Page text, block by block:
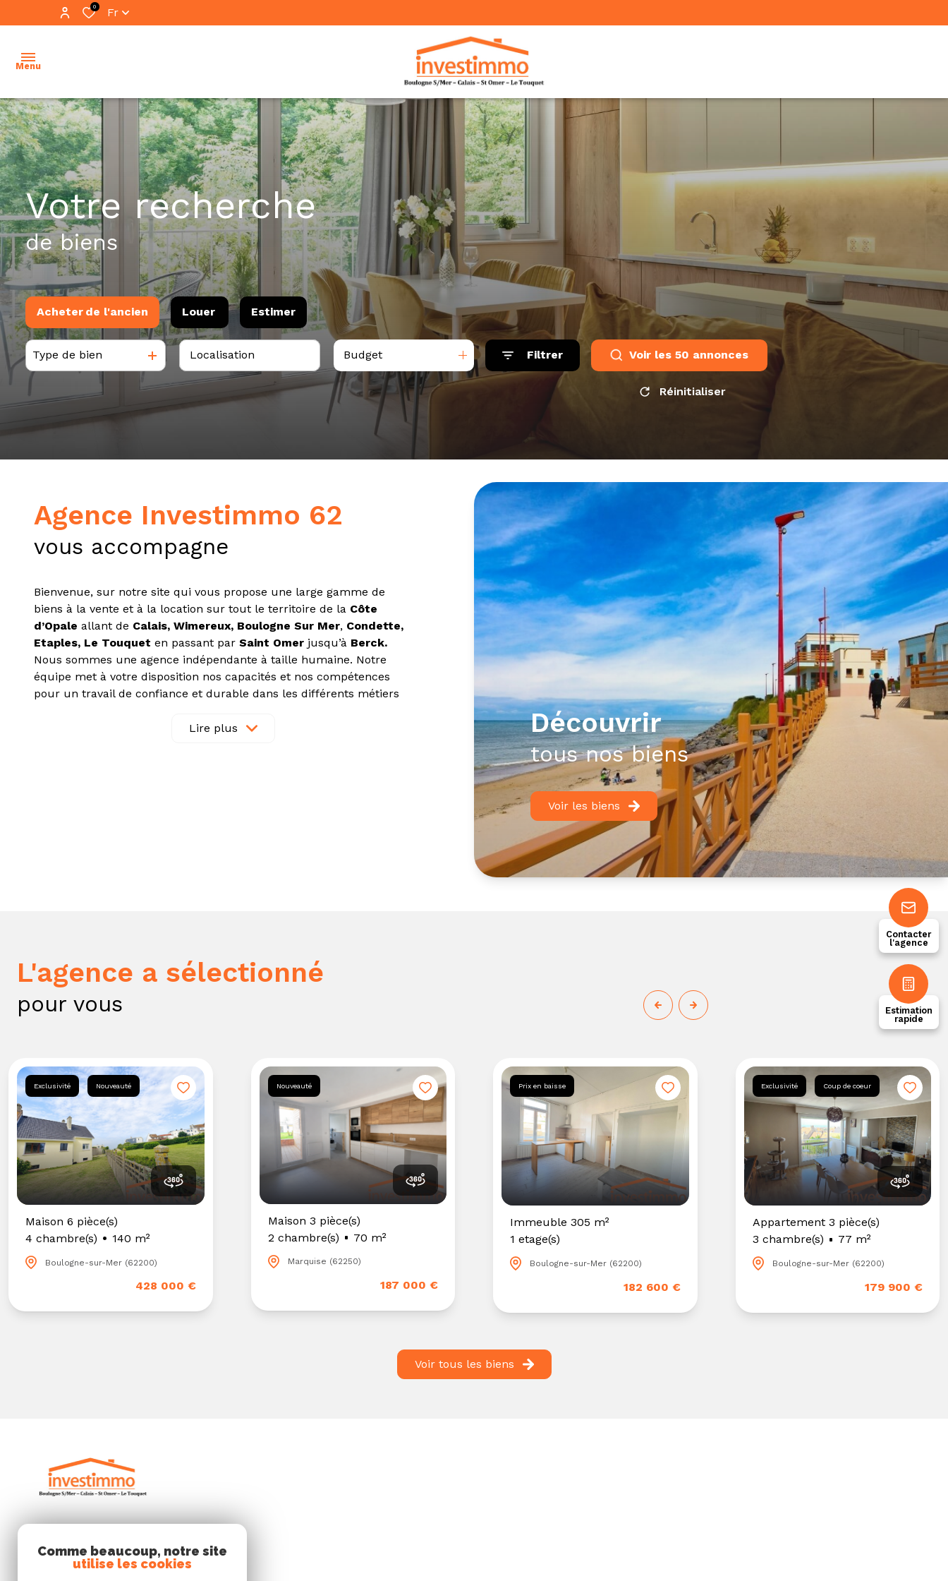
0 Fr
Menu
accueil
ventes
locations
immobilier
professionnel
vente
immo
pro
location
immo
pro
notre
équipe
tarif
estimation
votre recherche
de biens
Acheter de l'ancien
De l'ancien
De l'immo pro
Louer
à l'année
De l'immo pro
Estimer
Type de bien Budget Filtrer Voir les 50 annonces
Réinitialiser
découvrir
tous nos biens
Voir les biens
Agence Investimmo 62
vous accompagne
Bienvenue, sur notre site qui vous propose une large gamme de
biens à la vente et à la location sur tout le territoire de la Côte
d’Opale allant de Calais, Wimereux, Boulogne Sur Mer, Condette,
Etaples, Le Touquet en passant par Saint Omer jusqu’à Berck.
Nous sommes une agence indépendante à taille humaine. Notre
équipe met à votre disposition nos capacités et nos compétences
pour un travail de confiance et durable dans les différents métiers
gestion locative.
Lire plus
l'agence a sélectionné
pour vous
Exclusivité Nouveauté
Maison 6 pièce(s)
4 chambre(s)
140 m²
Boulogne-sur-Mer (62200)
428 000 €
Nouveauté
Maison 3 pièce(s)
2 chambre(s)
70 m²
Marquise (62250)
187 000 €
Prix en baisse
Immeuble 305 m²
1 etage(s)
Boulogne-sur-Mer (62200)
182 600 €
Exclusivité Coup de coeur
Appartement 3 pièce(s)
3 chambre(s)
77 m²
Boulogne-sur-Mer (62200)
179 900 €
Voir tous les biens
Contacter
l'agence
Estimation
rapide
INVESTIMMO
Comme beaucoup, notre site
utilise les cookies